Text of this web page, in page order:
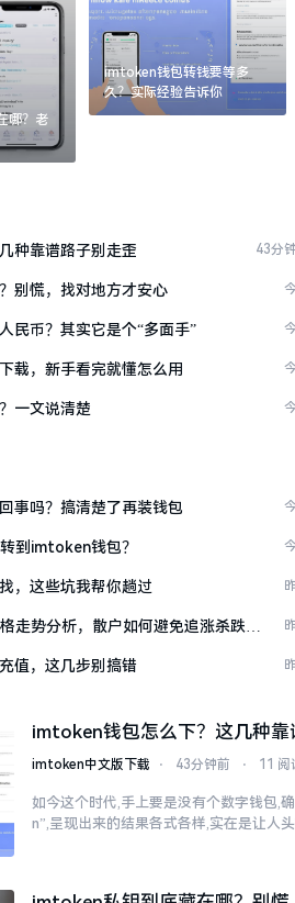
哪？老
imtoken钱包转钱要等多
久？实际经验告诉你
种靠谱路子别走歪 43分
别慌，找对地方才安心
民币？其实它是个“多面手”
载，新手看完就懂怎么用
一文说清楚
事吗？搞清楚了再装钱包
到imtoken钱包？
，这些坑我帮你趟过
走势分析，散户如何避免追涨杀跌被
值，这几步别搞错
imtoken钱包怎么下？这几种靠
imtoken中文版下载 ⋅ 43分钟前 ⋅ 11 阅
如今这个时代,手上要是没有个数字钱包,
n”,呈现出来的结果各式各样,实在是让人